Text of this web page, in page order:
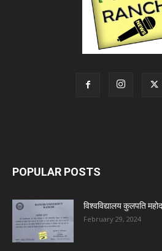
POPULAR POSTS
विश्वविद्यालय कुलपति
February 29, 2024